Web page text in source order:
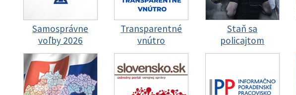
Samosprávne
voľby 2026
Transparentné
vnútro
Staň sa
policajtom